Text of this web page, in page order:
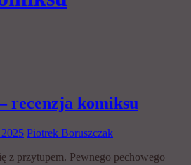
recenzja komiksu
Piotrek Boruszczak
z przytupem. Pewnego pechowego